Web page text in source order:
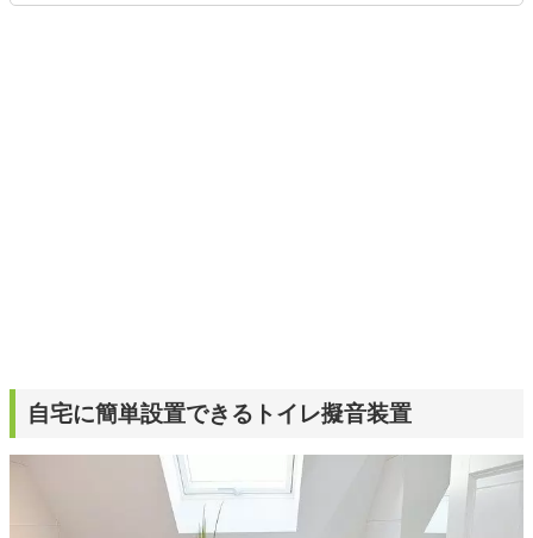
りや壁紙チェンジなどもチャレンジ済み。初心者でもモノ
自宅に簡単設置できるトイレ擬音装置